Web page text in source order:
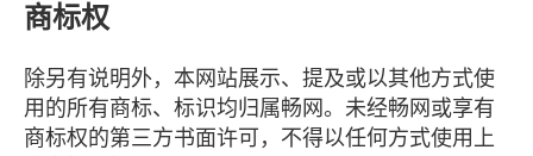
商标权
除另有说明外，本网站展示、提及或以其他方式使
用的所有商标、标识均归属畅网。未经畅网或享有
商标权的第三方书面许可，不得以任何方式使用上